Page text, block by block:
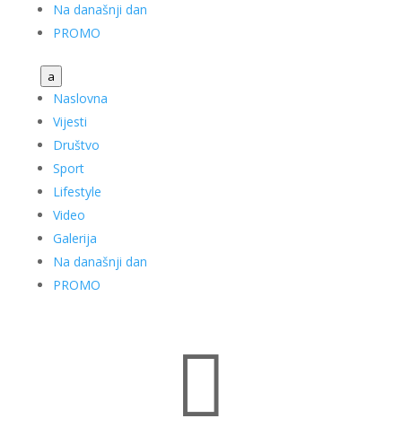
Na današnji dan
PROMO
a
Naslovna
Vijesti
Društvo
Sport
Lifestyle
Video
Galerija
Na današnji dan
PROMO
